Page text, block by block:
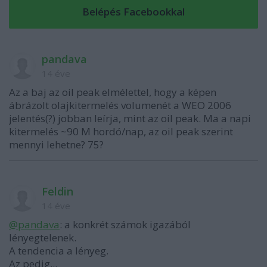
pandava
Az a baj az oil peak elmélettel, hogy a képen
ábrázolt olajkitermelés volumenét a WEO 2006
jelentés(?) jobban leírja, mint az oil peak. Ma a napi
kitermelés ~90 M hordó/nap, az oil peak szerint
mennyi lehetne? 75?
Feldin
@pandava: a konkrét számok igazából
lényegtelenek.
A tendencia a lényeg.
Az pedig...